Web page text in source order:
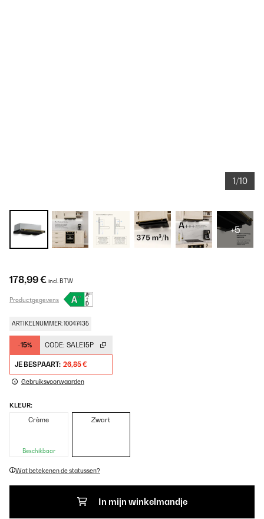
1/10
+5
178,99 € incl. BTW
Productgegevens
ARTIKELNUMMER: 10047435
-15% CODE: SALE15P
JE BESPAART: 26,85 €
Gebruiksvoorwaarden
KLEUR:
Crème
Beschikbaar
Zwart
Wat betekenen de statussen?
In mijn winkelmandje